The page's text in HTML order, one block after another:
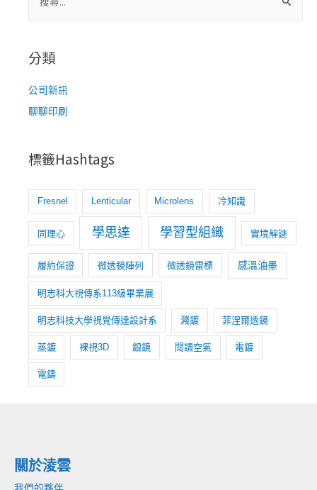
字
:
分類
公司新訊
聊聊印刷
標籤Hashtags
Fresnel Lenticular Microlens 冷知識
同理心 學思達 學習型組織 實境解謎
履約保證 微透鏡陣列 微透鏡雷標 感溫油墨
明志科大視傳系113級畢業展
明志科技大學視覺傳達設計系 濺鍍 菲涅爾透鏡
蒸鍍 裸視3D 銀鏡 閱讀空氣 電鍍
電鑄
關於淩雲